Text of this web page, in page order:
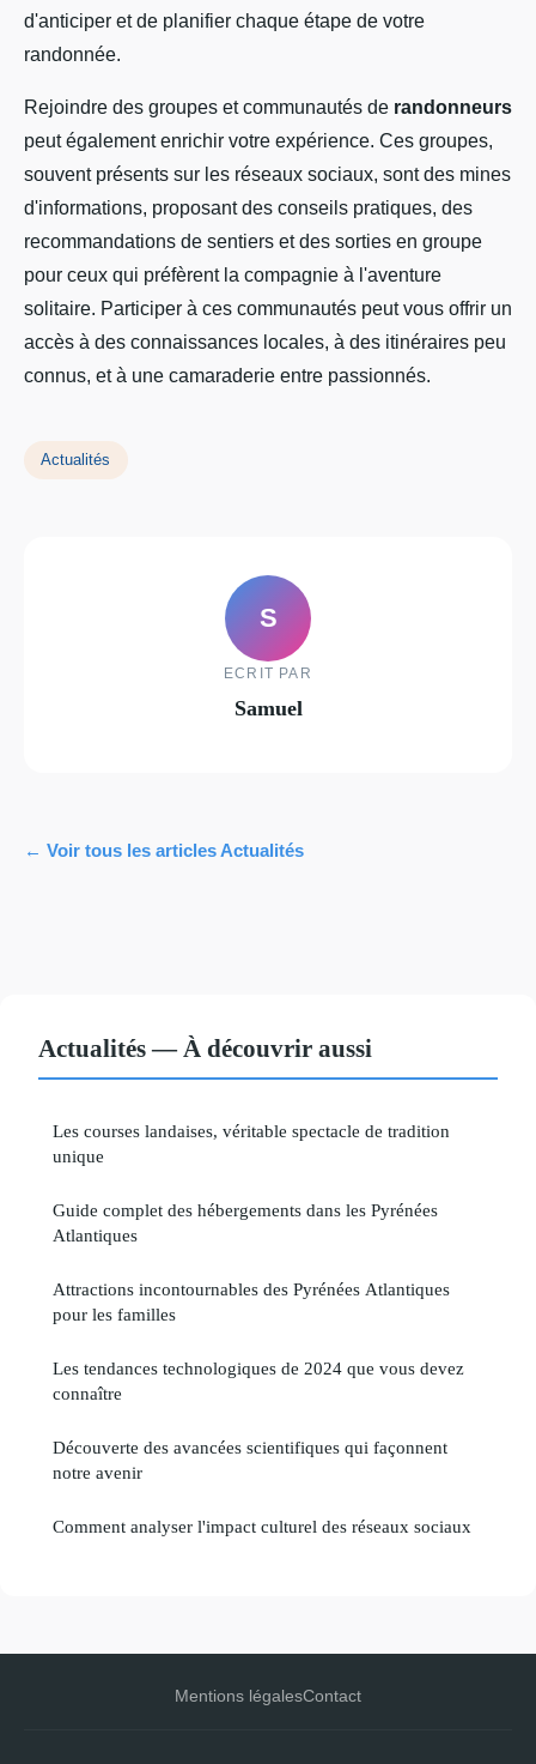
d'anticiper et de planifier chaque étape de votre
randonnée.
Rejoindre des groupes et communautés de randonneurs
peut également enrichir votre expérience. Ces groupes,
souvent présents sur les réseaux sociaux, sont des mines
d'informations, proposant des conseils pratiques, des
recommandations de sentiers et des sorties en groupe
pour ceux qui préfèrent la compagnie à l'aventure
solitaire. Participer à ces communautés peut vous offrir un
accès à des connaissances locales, à des itinéraires peu
connus, et à une camaraderie entre passionnés.
Actualités
S
ECRIT PAR
Samuel
← Voir tous les articles Actualités
Actualités — À découvrir aussi
Les courses landaises, véritable spectacle de tradition
unique
Guide complet des hébergements dans les Pyrénées
Atlantiques
Attractions incontournables des Pyrénées Atlantiques
pour les familles
Les tendances technologiques de 2024 que vous devez
connaître
Découverte des avancées scientifiques qui façonnent
notre avenir
Comment analyser l'impact culturel des réseaux sociaux
Mentions légalesContact